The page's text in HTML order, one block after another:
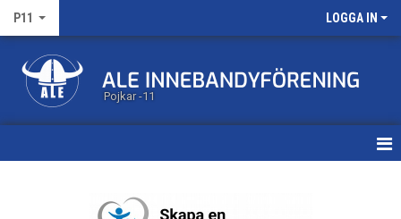
P11 LOGGA IN
Pojkar -11